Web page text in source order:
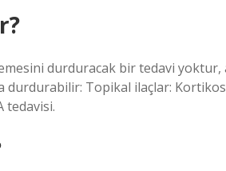
durduracak bir tedavi yoktur,
durdurabilir: Topikal ilaçlar:
tedavisi.